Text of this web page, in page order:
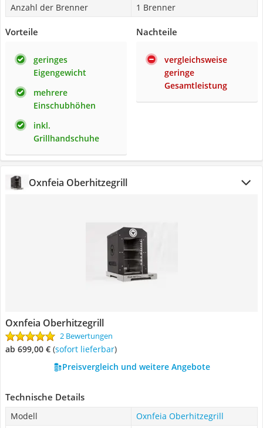
Anzahl der Brenner 1 Brenner
Vorteile
geringes
Eigengewicht
mehrere
Einschubhöhen
inkl.
Grillhandschuhe
Nachteile
vergleichsweise
geringe
Gesamtleistung
Oxnfeia Oberhitzegrill
Oxnfeia Oberhitzegrill
2 Bewertungen
ab 699,00 € ( Sofort lieferbar)
Preisvergleich und weitere Angebote
Technische Details
Modell
Oxnfeia Oberhitzegrill